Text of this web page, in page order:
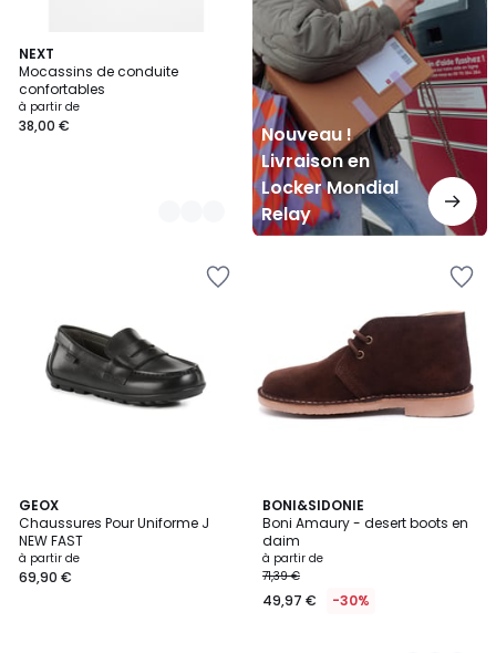
NEXT
Mocassins de conduite
confortables
à partir de
38,00 €
2
Couleurs
Nouveau !
Livraison en
Locker Mondial
Relay
GEOX
Chaussures Pour Uniforme J
NEW FAST
à partir de
69,90 €
BONI&SIDONIE
Boni Amaury - desert boots en
daim
à partir de
71,39 €
49,97 € -30%
3
Couleurs